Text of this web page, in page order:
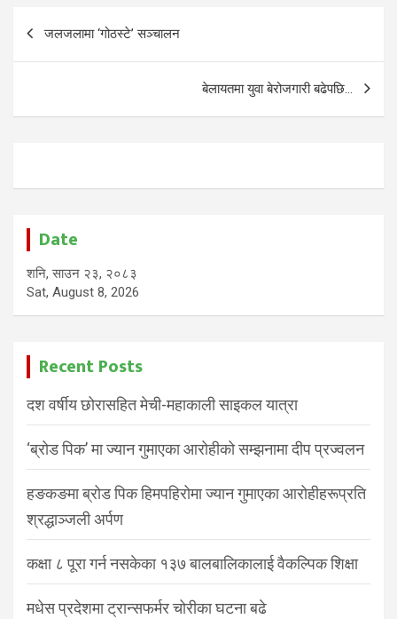
Post
navigation
जलजलामा ‘गोठस्टे’ सञ्चालन
बेलायतमा युवा बेरोजगारी बढेपछि…
Date
शनि, साउन २३, २०८३
Sat, August 8, 2026
Recent Posts
दश वर्षीय छोरासहित मेची-महाकाली साइकल यात्रा
‘ब्रोड पिक’ मा ज्यान गुमाएका आरोहीको सम्झनामा दीप प्रज्वलन
हङकङमा ब्रोड पिक हिमपहिरोमा ज्यान गुमाएका आरोहीहरूप्रति
श्रद्धाञ्जली अर्पण
कक्षा ८ पूरा गर्न नसकेका १३७ बालबालिकालाई वैकल्पिक शिक्षा
मधेस प्रदेशमा ट्रान्सफर्मर चोरीका घटना बढे